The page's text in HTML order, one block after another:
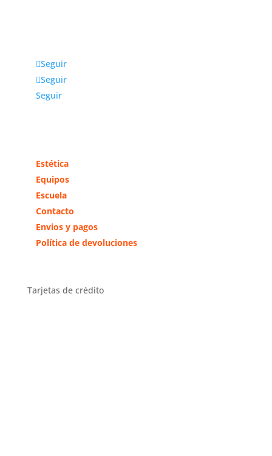
Seguir
Seguir
Seguir
Estética
Equipos
Escuela
Contacto
Envios y pagos
Política de devoluciones
Tarjetas de crédito